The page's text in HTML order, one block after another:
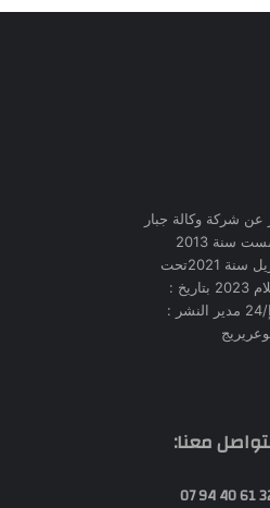
عن شركة وكالة جبار
للاشهار الدعاية التجارية و الخدمات جادت, تأسست سنة 2013
وأعتمدت من طرف وزارة الاتصال بتاريخ:11أفريل سنة 2021تحت
رقم : 321/م,و,ا,ّو,ا/21 وتكيفت مع قانون الاعلام 2023 بتاريخ :
16افريل سنة 2024 اعتماد رقم : 07/م,و,إ/و,إ/24 مدير النشر :
معنا:
32 61